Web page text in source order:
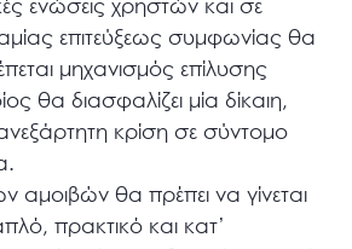
ενώσεις χρηστών και σε
επιτεύξεως συμφωνίας θα
μηχανισμός επίλυσης
θα διασφαλίζει μία δίκαιη,
ανεξάρτητη κρίση σε σύντομο
αμοιβών θα πρέπει να γίνεται
πρακτικό και κατ’